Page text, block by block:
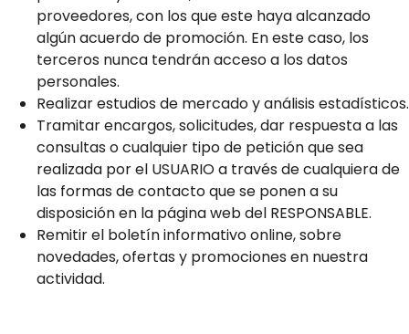
proveedores, con los que este haya alcanzado
algún acuerdo de promoción. En este caso, los
terceros nunca tendrán acceso a los datos
personales.
Realizar estudios de mercado y análisis estadísticos.
Tramitar encargos, solicitudes, dar respuesta a las
consultas o cualquier tipo de petición que sea
realizada por el USUARIO a través de cualquiera de
las formas de contacto que se ponen a su
disposición en la página web del RESPONSABLE.
Remitir el boletín informativo online, sobre
novedades, ofertas y promociones en nuestra
actividad.